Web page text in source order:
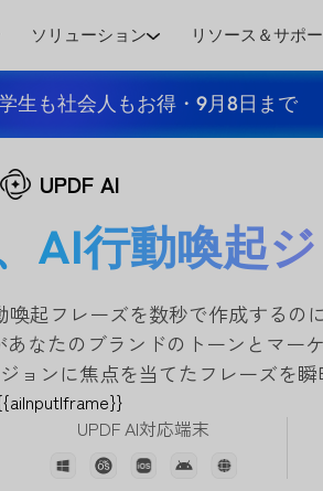
ソリューション リソース＆サポ
学生も社会人もお得・9月8日まで
UPDF AI
AI行動喚起
起フレーズを数秒で作成するの
なたのブランドのトーンとマー
ョンに焦点を当てたフレーズを瞬
UPDF AI対応端末